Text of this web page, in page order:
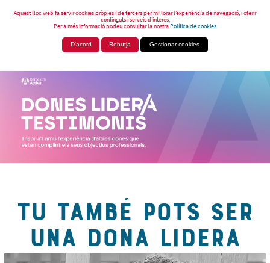
Aquest lloc web fa servir cookies pròpies i de tercers per millorar l’experiència de navegació, i oferir
continguts i serveis d’interès.
Per a més informació podeu consultar la nostraPolítica de cookies
D'acord Rebutja Gestionar cookies
TU TAMBÉ POTS SER
UNA DONA LIDERA